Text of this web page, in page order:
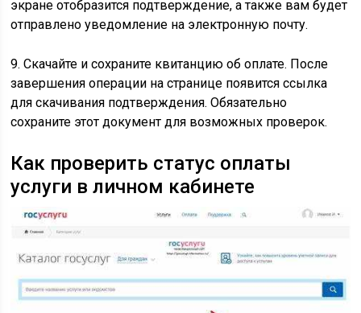
экране отобразится подтверждение, а также вам будет
отправлено уведомление на электронную почту.
9. Скачайте и сохраните квитанцию об оплате. После
завершения операции на странице появится ссылка
для скачивания подтверждения. Обязательно
сохраните этот документ для возможных проверок.
Как проверить статус оплаты
услуги в личном кабинете